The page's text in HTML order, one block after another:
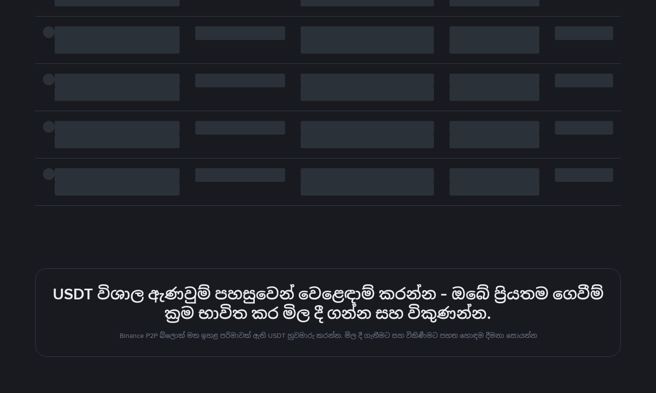
USDT විශාල ඇණවුම් පහසුවෙන් වෙළෙඳාම් කරන්න - ඔබේ ප්‍රියතම ගෙවීම්
ක්‍රම භාවිත කර මිල දී ගන්න සහ විකුණන්න.
Binance P2P බ්ලොක් මත ඉහළ පරිමාවක් ඇති USDT හුවමාරු කරන්න. මිල දී ගැනීමට සහ විකිණීමට පහත හොඳම දීමනා සොයන්න